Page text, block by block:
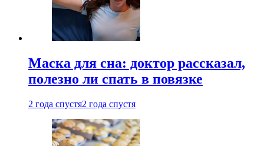
Маска для сна: доктор рассказал,
полезно ли спать в повязке
2 года спустя2 года спустя